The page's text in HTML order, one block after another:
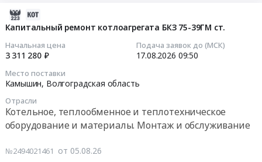
Капитальный ремонт котлоагрегата БКЗ 75-39ГМ ст.
Начальная цена
3 311 280 ₽
Подача заявок до (МСК)
17.08.2026 09:50
Место поставки
Камышин, Волгоградская область
Отрасли
Котельное, теплообменное и теплотехническое
оборудование и материалы. Монтаж и обслуживание
№2494021461 от 05.08.26